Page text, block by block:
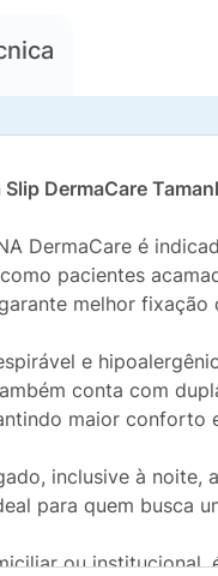
DermaCare
DermaCare é
pacientes
melhor
e
conta com
maior conforto
inclusive à
para quem busca
ou